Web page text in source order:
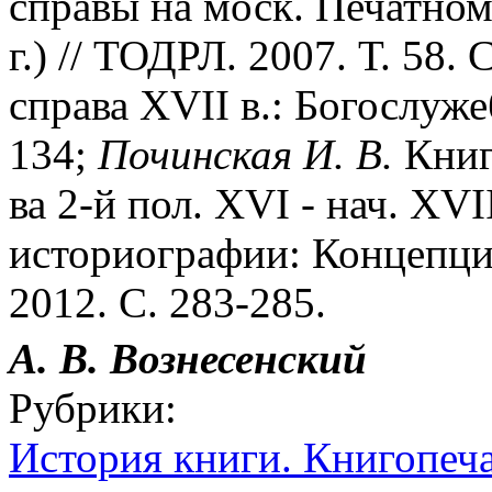
г.) // ТОДРЛ. 2007. Т. 58.
справа XVII в.:
134; Починская И. В.
ва 2-й пол. XVI - нач.
историографии:
2012. С. 283-285.
А. В. Вознесенский
Рубрики:
История книги.